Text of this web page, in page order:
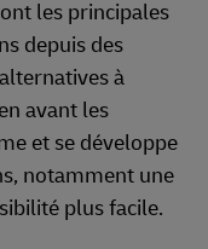
les principales
depuis des
à
avant les
et se développe
notamment une
plus facile.